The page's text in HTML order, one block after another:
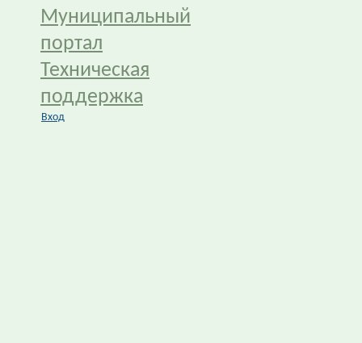
Муниципальный
портал
Техническая
поддержка
Вход